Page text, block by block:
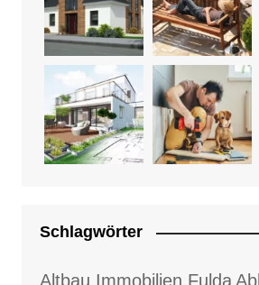
Schlagwörter
Altbau Immobilien Fulda